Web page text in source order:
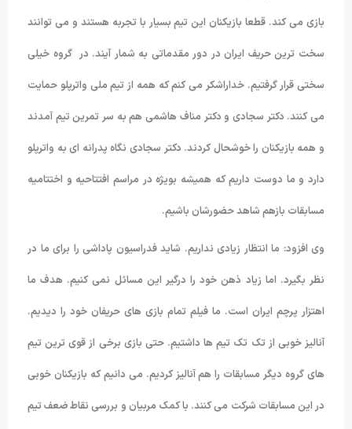
بازی می کند. قطعا بازیکنان این تیم بسیار با تجربه هستند و می توانند
سخت ترین حریف ایران در دور مقدماتی به شمار آیند. در گروه خیلی
سختی قرار گرفتیم. خداراشکر می کنم که همه از تیم ملی واترپلو حمایت
می کنند. دکتر سجادی و دکتر مناف هاشمی هم به سر تمرین تیم آمدند
و همه بازیکنان را خوشحال کردند. دکتر سجادی نگاه پدرانه ای به واترپلو
دارد و ما دوست داریم که همیشه بویژه در مراسم افتتاحیه و اختتامیه
مسابقات بازهم شاهد حضورشان باشیم.
وی افزود: ما انتظار زیادی نداریم. شاید فدراسیون پاداشی را برای ما در
نظر بگیرد. اما زیاد ذهن خود را درگیر این مسائل نمی کنیم. هدف ما
اهتزار پرچم ایران است. ما فیلم تمام بازی های حریفان خود را دیدیم.
آنالیز خوبی از تک تک تیم ها داشتیم. حتی بازی برخی از قوی ترین تیم
های گروه دیگر مسابقات را هم آنالیز کردیم. می دانیم که بازیکنان خوبی
در این مسابقات شرکت می کنند. با کمک مربیان و بررسی نقاط ضعف تیم